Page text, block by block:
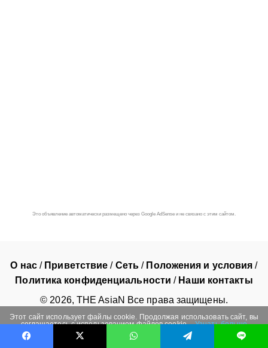
Это объявление автоматически размещено через Google AdSense и не связано с этим сайтом.
О нас/ Приветствие / Сеть / Положения и условия /
Политика конфиденциальности / Наши контакты
©2026, THE AsiaN Все права защищены.
Этот сайт использует файлы cookie. Продолжая использовать сайт, вы
соглашаетесь с использованием файлов cookie. Узнать больше
ОК